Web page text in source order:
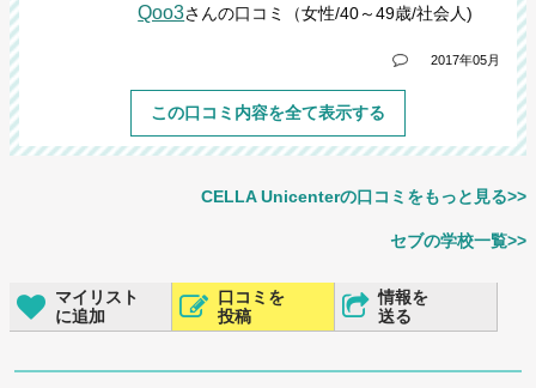
Qoo3さんの口コミ（女性/40～49歳/社会人)
2017年05月
この口コミ内容を全て表示する
CELLA Unicenterの口コミをもっと見る>>
セブの学校一覧>>
マイリスト
に追加
口コミを
投稿
情報を
送る